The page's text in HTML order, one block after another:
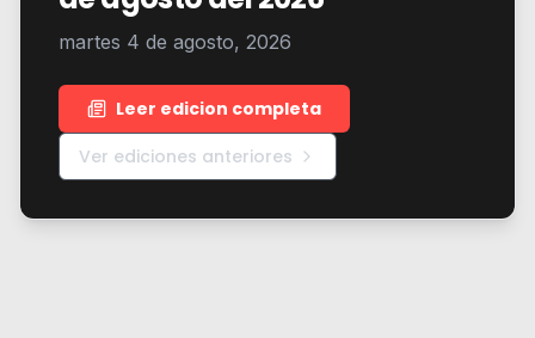
martes 4 de agosto, 2026
Leer edicion completa
Ver ediciones anteriores